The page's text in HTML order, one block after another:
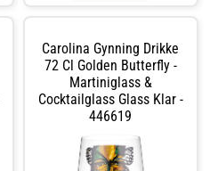
Carolina Gynning Drikke
72 Cl Golden Butterfly -
Martiniglass &
Cocktailglass Glass Klar -
446619